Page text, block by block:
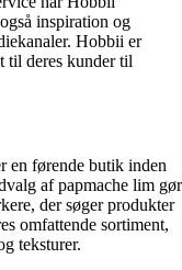
inspiration og
Hobbii er
til deres kunder til
en førende butik inden
af papmache lim gør
der søger produkter
omfattende sortiment,
teksturer.